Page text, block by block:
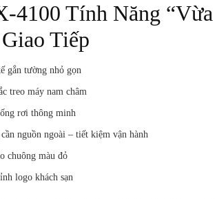
4100 Tính Năng
Tiếp
gắn tường nhỏ gọn
treo máy nam châm
rơi thông minh
nguồn ngoài – tiết kiệm vận hành
chuông màu đỏ
logo khách sạn